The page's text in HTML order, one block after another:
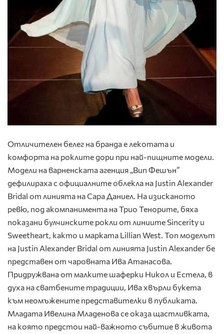
Отличителен белег на бранда е лекотата и
комфорта на роклите дори при най-пищните модели.
Модели на варненската агенция „Вип Фешън”
дефилираха с официалните облекла на Justin Alexander
Bridal от линията на Сара Даниел. На изисканото
ревю, под акомпанимента на Трио Тенорите, бяха
показани булчинските рокли от линиите Sincerity и
Sweetheart, както и марката Lillian West. Топ моделът
на Justin Alexander Bridal от линията Justin Alexander бе
представен от чаровната Ива Атанасова.
Придружвана от малките шаферки Никол и Естела, в
духа на сватбените традиции, Ива хвърли букета
към неомъжените представителки в публиката.
Младата Ивелина Младенова се оказа щастливката,
на която предстои най-важното събитие в живота